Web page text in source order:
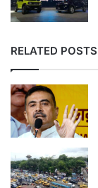
RELATED POSTS